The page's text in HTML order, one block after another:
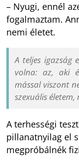
– Nyugi, ennél
fogalmaztam.
nemi életet.
A teljes igazság
volna: az, aki
mással viszont
szexuális
A terhességi
pillanatnyilag el
megpróbálnék